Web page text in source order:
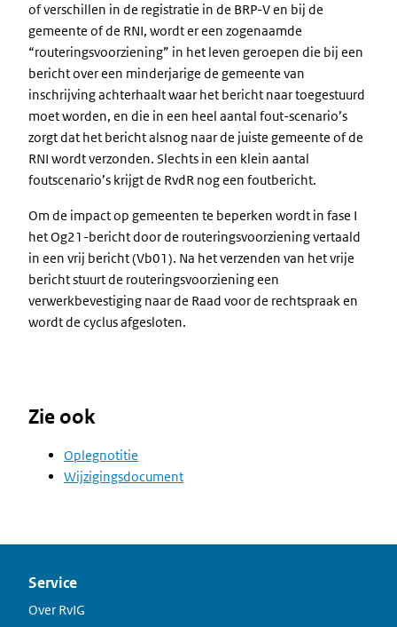
of verschillen in de registratie in de BRP-V en bij de
gemeente of de RNI, wordt er een zogenaamde
“routeringsvoorziening” in het leven geroepen die bij een
bericht over een minderjarige de gemeente van
inschrijving achterhaalt waar het bericht naar toegestuurd
moet worden, en die in een heel aantal fout-scenario’s
zorgt dat het bericht alsnog naar de juiste gemeente of de
RNI wordt verzonden. Slechts in een klein aantal
foutscenario’s krijgt de RvdR nog een foutbericht.
Om de impact op gemeenten te beperken wordt in fase I
het Og21-bericht door de routeringsvoorziening vertaald
in een vrij bericht (Vb01). Na het verzenden van het vrije
bericht stuurt de routeringsvoorziening een
verwerkbevestiging naar de Raad voor de rechtspraak en
wordt de cyclus afgesloten.
Zie ook
Oplegnotitie
Wijzigingsdocument
Service
Over RvIG